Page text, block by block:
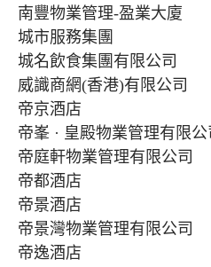
南豐物業管理-盈業大廈
城市服務集團
城名飲食集團有限公司
威識商網(香港)有限公司
帝京酒店
帝峯 · 皇殿物業管理有限公
帝庭軒物業管理有限公司
帝都酒店
帝景酒店
帝景灣物業管理有限公司
帝逸酒店